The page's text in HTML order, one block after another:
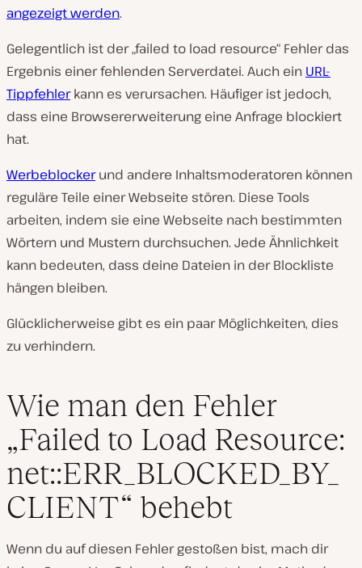
angezeigt werden.
Gelegentlich ist der „failed to load resource“ Fehler das
Ergebnis einer fehlenden Serverdatei. Auch ein URL-
Tippfehlerkann es verursachen. Häufiger ist jedoch,
dass eine Browsererweiterung eine Anfrage blockiert
hat.
Werbeblockerund andere Inhaltsmoderatoren können
reguläre Teile einer Webseite stören. Diese Tools
arbeiten, indem sie eine Webseite nach bestimmten
Wörtern und Mustern durchsuchen. Jede Ähnlichkeit
kann bedeuten, dass deine Dateien in der Blockliste
hängen bleiben.
Glücklicherweise gibt es ein paar Möglichkeiten, dies
zu verhindern.
Wie man den Fehler
„Failed to Load Resource:
net::ERR_BLOCKED_BY_
CLIENT“ behebt
Wenn du auf diesen Fehler gestoßen bist, mach dir